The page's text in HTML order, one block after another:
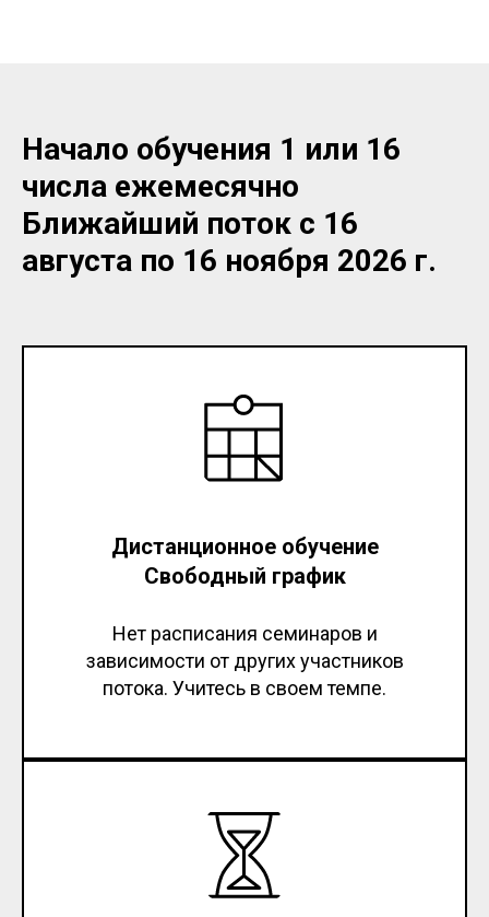
Начало обучения 1 или 16
числа ежемесячно
Ближайший поток с 16
августа по 16 ноября 2026 г.
Дистанционное обучение
Свободный график
Нет расписания семинаров и
зависимости от других участников
потока. Учитесь в своем темпе.